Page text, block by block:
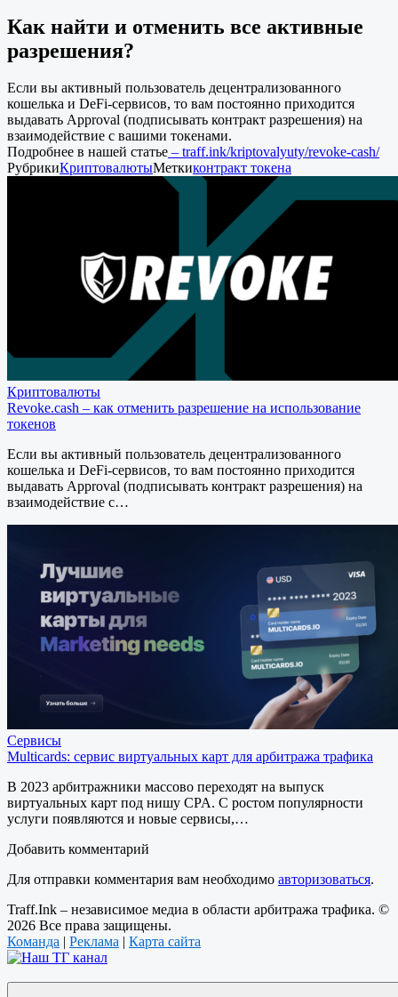
Как найти и отменить все активные
разрешения?
Если вы активный пользователь децентрализованного
кошелька и DeFi-сервисов, то вам постоянно приходится
выдавать Approval (подписывать контракт разрешения) на
взаимодействие с вашими токенами.
Подробнее в нашей статье – traff.ink/kriptovalyuty/revoke-cash/
РубрикиКриптовалютыМеткиконтракт токена
Криптовалюты
Revoke.cash – как отменить разрешение на использование
токенов
Если вы активный пользователь децентрализованного
кошелька и DeFi-сервисов, то вам постоянно приходится
выдавать Approval (подписывать контракт разрешения) на
взаимодействие с…
Сервисы
Multicards: сервис виртуальных карт для арбитража трафика
В 2023 арбитражники массово переходят на выпуск
виртуальных карт под нишу CPA. С ростом популярности
услуги появляются и новые сервисы,…
Добавить комментарий
Для отправки комментария вам необходимо авторизоваться.
Traff.Ink – независимое медиа в области арбитража трафика. ©
2026 Все права защищены.
Команда | Реклама | Карта сайта